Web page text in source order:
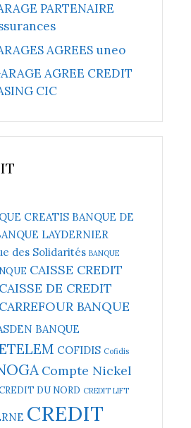
PARTENAIRE
AGREES uneo
AGREE CREDIT
CIC
CREATIS BANQUE DE
LAYDERNIER
des Solidarités BANQUE
CAISSE CREDIT
CAISSE DE CREDIT
CARREFOUR BANQUE
BANQUE
COFIDIS Cofidis
Compte Nickel
DU NORD CREDIT LIFT
CREDIT